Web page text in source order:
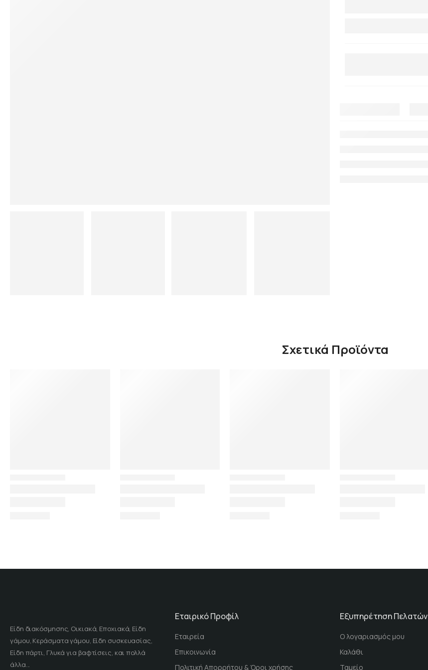
Σχετικά Προϊόντα
Είδη διακόσμησης, Οικιακά, Εποχιακά, Είδη
γάμου, Κεράσματα γάμου, Είδη συσκευασίας,
Είδη πάρτι, Γλυκά για βαφτίσεις, και πολλά
άλλα...
Εταιρικό Προφίλ
Εταιρεία
Επικοινωνία
Πολιτική Απορρήτου & Όροι χρήσης
Εξυπηρέτηση Πελατών
Ο λογαριασμός μου
Καλάθι
Ταμείο